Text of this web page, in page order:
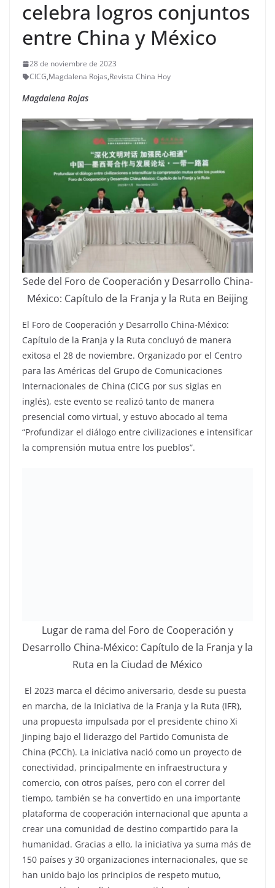
celebra logros conjuntos
entre China y México
28 de noviembre de 2023
CICG,Magdalena Rojas,Revista China Hoy
Magdalena Rojas
Sede del Foro de Cooperación y Desarrollo China-
México: Capítulo de la Franja y la Ruta en Beijing
El Foro de Cooperación y Desarrollo China-México:
Capítulo de la Franja y la Ruta concluyó de manera
exitosa el 28 de noviembre. Organizado por el Centro
para las Américas del Grupo de Comunicaciones
Internacionales de China (CICG por sus siglas en
inglés), este evento se realizó tanto de manera
presencial como virtual, y estuvo abocado al tema
“Profundizar el diálogo entre civilizaciones e intensificar
la comprensión mutua entre los pueblos”.
Lugar de rama del Foro de Cooperación y
Desarrollo China-México: Capítulo de la Franja y la
Ruta en la Ciudad de México
El 2023 marca el décimo aniversario, desde su puesta
en marcha, de la Iniciativa de la Franja y la Ruta (IFR),
una propuesta impulsada por el presidente chino Xi
Jinping bajo el liderazgo del Partido Comunista de
China (PCCh). La iniciativa nació como un proyecto de
conectividad, principalmente en infraestructura y
comercio, con otros países, pero con el correr del
tiempo, también se ha convertido en una importante
plataforma de cooperación internacional que apunta a
crear una comunidad de destino compartido para la
humanidad. Gracias a ello, la iniciativa ya suma más de
150 países y 30 organizaciones internacionales, que se
han unido bajo los principios de respeto mutuo,